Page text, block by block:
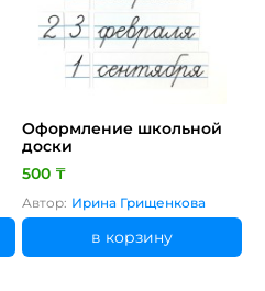
Оформление школьной
доски
500 ₸
Автор: Ирина Грищенкова
в корзину